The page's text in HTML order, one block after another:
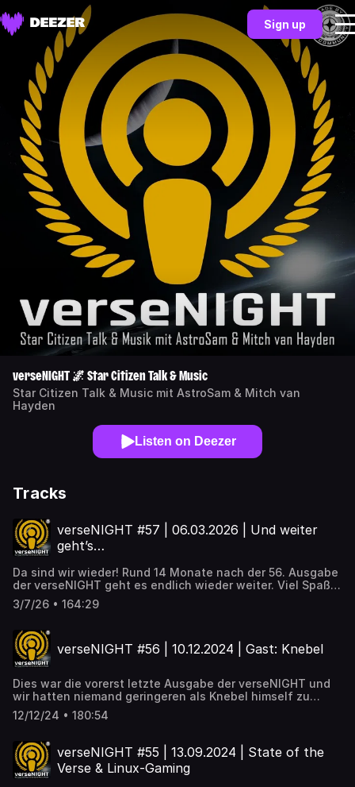
Sign up
verseNIGHT 🌌 Star Citizen Talk & Music
Star Citizen Talk & Music mit AstroSam & Mitch van
Hayden
Listen on Deezer
Tracks
verseNIGHT #57 | 06.03.2026 | Und weiter
geht’s…
Da sind wir wieder! Rund 14 Monate nach der 56. Ausgabe
der verseNIGHT geht es endlich wieder weiter. Viel Spaß
beim Zuhören/Zuschauen!
https://youtube.com/live/TLkAErcLFrk
3/7/26 • 164:29
verseNIGHT #56 | 10.12.2024 | Gast: Knebel
Dies war die vorerst letzte Ausgabe der verseNIGHT und
wir hatten niemand geringeren als Knebel himself zu
Gast! ;) Unterstützt von Maikemaus und Trebor, die sich
um den Chat kümmerten, plauderten AstroSam, Mitch und
Streamer und Sternenbürger. Viel Spaß beim
Zuhören/Zuschauen!
https://youtube.com/live/vboxt7S4UnA
12/12/24 • 180:54
verseNIGHT #55 | 13.09.2024 | State of the
Verse & Linux-Gaming